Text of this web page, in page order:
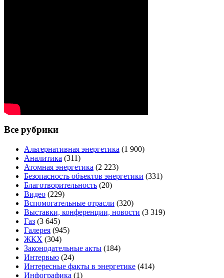
Все рубрики
Альтернативная энергетика (1 900)
Аналитика (311)
Атомная энергетика (2 223)
Безопасность объектов энергетики (331)
Благотворительность (20)
Видео (229)
Вспомогательные отрасли (320)
Выставки, конференции, новости (3 319)
Газ (3 645)
Галерея (945)
ЖКХ (304)
Законодательные акты (184)
Интервью (24)
Интересные факты в энергетике (414)
Инфографика (1)